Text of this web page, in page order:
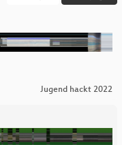
Jugend hackt 2022